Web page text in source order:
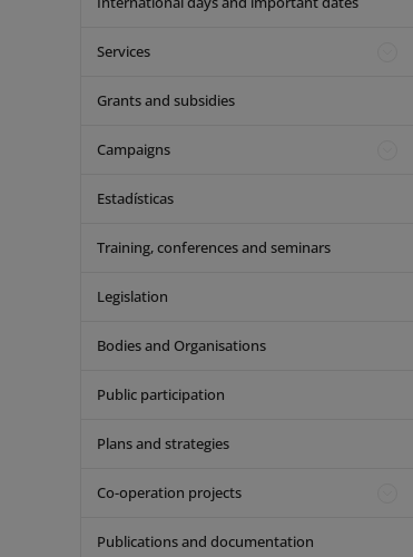
Services
Grants and subsidies
Campaigns
Estadísticas
Training, conferences and seminars
Legislation
Bodies and Organisations
Public participation
Plans and strategies
Co-operation projects
Publications and documentation